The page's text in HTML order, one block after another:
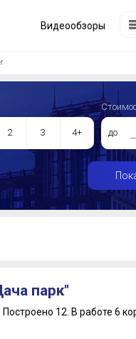
Видеообзоры
2 3 4+ до
парк"
Построено 12. В работе 6